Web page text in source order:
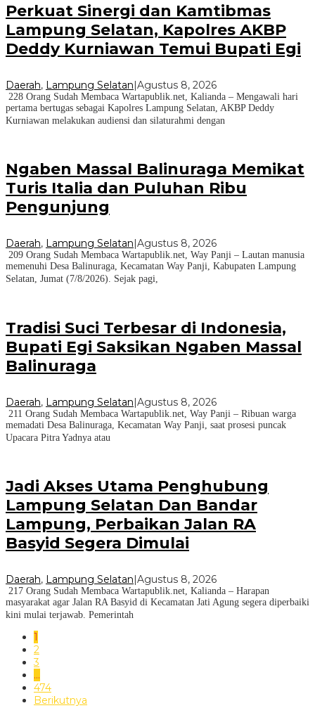
Perkuat Sinergi dan Kamtibmas
Lampung Selatan, Kapolres AKBP
Deddy Kurniawan Temui Bupati Egi
Daerah, Lampung Selatan|Agustus 8, 2026
228 Orang Sudah Membaca Wartapublik.net, Kalianda – Mengawali hari
pertama bertugas sebagai Kapolres Lampung Selatan, AKBP Deddy
Kurniawan melakukan audiensi dan silaturahmi dengan
Ngaben Massal Balinuraga Memikat
Turis Italia dan Puluhan Ribu
Pengunjung
Daerah, Lampung Selatan Agustus 8, 2026
209 Orang Sudah Membaca Wartapublik.net, Way Panji – Lautan manusia
memenuhi Desa Balinuraga, Kecamatan Way Panji, Kabupaten Lampung
Selatan, Jumat (7/8/2026). Sejak pagi,
Tradisi Suci Terbesar di Indonesia,
Bupati Egi Saksikan Ngaben Massal
Balinuraga
Daerah, Lampung Selatan|Agustus 8, 2026
211 Orang Sudah Membaca Wartapublik.net, Way Panji – Ribuan warga
memadati Desa Balinuraga, Kecamatan Way Panji, saat prosesi puncak
Upacara Pitra Yadnya atau
Jadi Akses Utama Penghubung
Lampung Selatan Dan Bandar
Lampung, Perbaikan Jalan RA
Basyid Segera Dimulai
Daerah, Lampung Selatan Agustus 8, 2026
217 Orang Sudah Membaca Wartapublik.net, Kalianda – Harapan
masyarakat agar Jalan RA Basyid di Kecamatan Jati Agung segera diperbaiki
kini mulai terjawab. Pemerintah
1
2
3
…
474
Berikutnya